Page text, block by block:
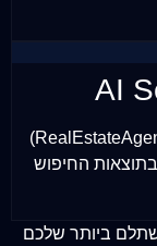
הזרקת קוד נתונים מובנים מורכב (RealEstateAgent Schema)
החיפוש
ביותר שלכם